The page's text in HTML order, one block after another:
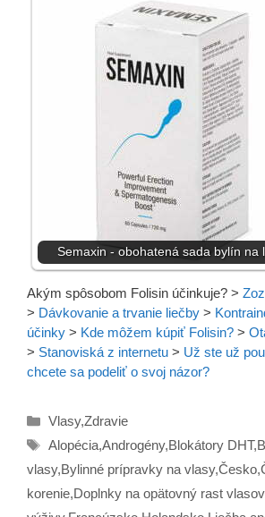
Semaxin - obohatená sada bylín na
Akým spôsobom Folisin účinkuje? >
> Dávkovanie a trvanie liečby >
účinky > Kde môžem kúpiť Folisin? >
> Stanoviská z internetu > Už ste už
chcete sa podeliť o svoj názor?
Kategórie
Vlasy,Zdravie
Značky
Alopécia,Androgény,Blokátory DHT,
vlasy,Bylinné prípravky na vlasy,Česko,
korenie,Doplnky na opätovný rast vlasov